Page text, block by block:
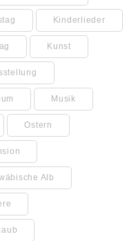
Kinderlieder
Kunst
Musik
Ostern
Alb